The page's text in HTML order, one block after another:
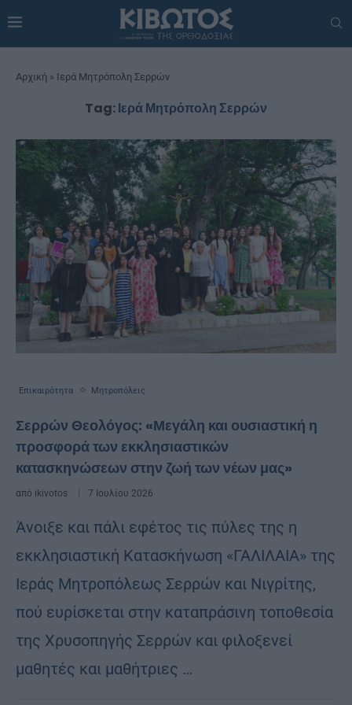
Αρχική » Ιερά Μητρόπολη Σερρών
Tag:Ιερά Μητρόπολη Σερρών
Επικαιρότητα Μητροπόλεις
Σερρών Θεολόγος: «Μεγάλη και ουσιαστική η
προσφορά των εκκλησιαστικών
κατασκηνώσεων στην ζωή των νέων μας»
από ikivotos 7 Ιουλίου 2026
Άνοιξε και πάλι εφέτος τις πύλες της η
εκκλησιαστική Κατασκήνωση «ΓΑΛΙΛΑΙΑ» της
Ιεράς Μητροπόλεως Σερρών και Νιγρίτης,
πού ευρίσκεται στην καταπράσινη τοποθεσία
της Χρυσοπηγής Σερρών και φιλοξενεί
μαθητές και μαθήτριες …